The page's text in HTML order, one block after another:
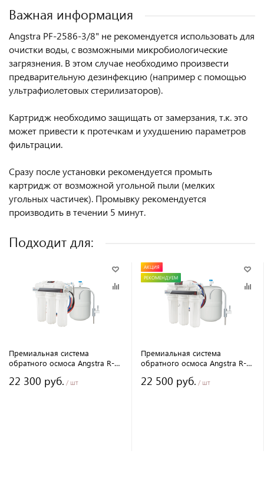
Важная информация
Angstra PF-2586-3/8" не рекомендуется использовать для
очистки воды, с возможными микробиологические
загрязнения. В этом случае необходимо произвести
предварительную дезинфекцию (например с помощью
ультрафиолетовых стерилизаторов).
Картридж необходимо защищать от замерзания, т.к. это
может привести к протечкам и ухудшению параметров
фильтрации.
Сразу после установки рекомендуется промыть
картридж от возможной угольной пыли (мелких
угольных частичек). Промывку рекомендуется
производить в течении 5 минут.
Подходит для:
Премиальная система
обратного осмоса Angstra R-
22 300 руб. / шт
АКЦИЯ
РЕКОМЕНДУЕМ
Премиальная система
обратного осмоса Angstra R-
22 500 руб. / шт